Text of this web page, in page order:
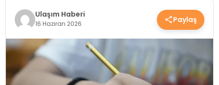
SPOR
TEKNOLOJI
SAĞLIK
Ulaşım Haberi
16 Haziran 2026 Paylaş